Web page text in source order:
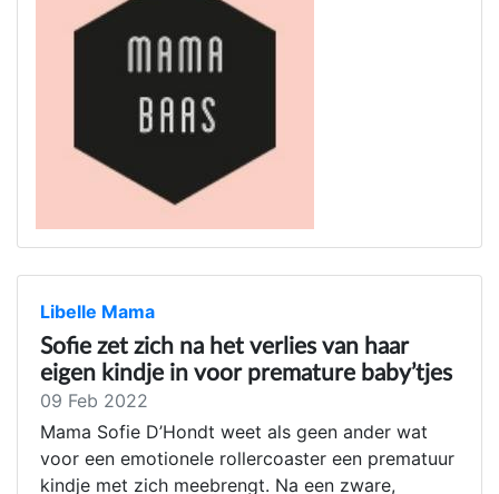
Libelle Mama
Sofie zet zich na het verlies van haar
eigen kindje in voor premature baby’tjes
09 Feb 2022
Mama Sofie D’Hondt weet als geen ander wat
voor een emotionele rollercoaster een prematuur
kindje met zich meebrengt. Na een zware,